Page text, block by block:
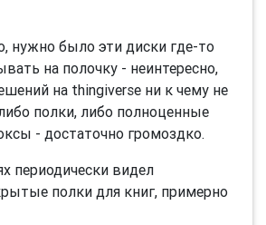
нужно было эти диски где-то
на полочку - неинтересно,
на thingiverse ни к чему не
полки, либо полноценные
- достаточно громоздко.
периодически видел
полки для книг, примерно